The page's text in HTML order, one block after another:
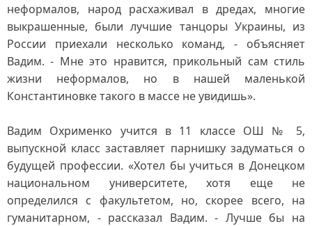
неформалов, народ расхаживал в дредах, многие
выкрашенные, были лучшие танцоры Украины, из
России приехали несколько команд, - объясняет
Вадим. - Мне это нравится, прикольный сам стиль
жизни неформалов, но в нашей маленькой
Константиновке такого в массе не увидишь».
Вадим Охрименко учится в 11 классе ОШ № 5,
выпускной класс заставляет парнишку задуматься о
будущей профессии. «Хотел бы учиться в Донецком
национальном университете, хотя еще не
определился с факультетом, но, скорее всего, на
гуманитарном, - рассказал Вадим. - Лучше бы на